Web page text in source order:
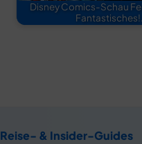
Disney Comics-Schau
Reise- & Insider-Guides